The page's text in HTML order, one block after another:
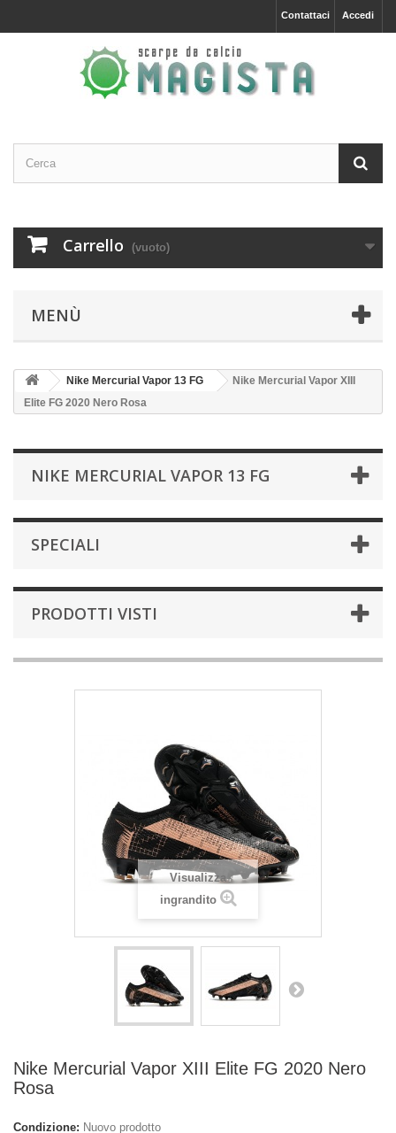
Accedi
Contattaci
Carrello (vuoto)
MENÙ
Nike Mercurial Vapor 13 FG
Nike Mercurial Vapor XIII
Elite FG 2020 Nero Rosa
NIKE MERCURIAL VAPOR 13 FG
SPECIALI
PRODOTTI VISTI
Visualizza
ingrandito
Nike Mercurial Vapor XIII Elite FG 2020 Nero
Rosa
Condizione: Nuovo prodotto